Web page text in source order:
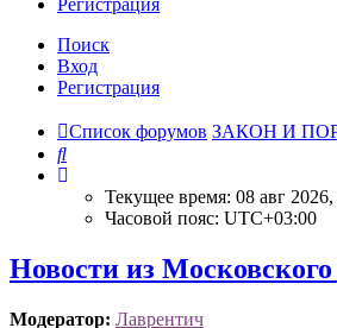
Регистрация
Поиск
Вход
Регистрация
Список форумов ЗАКОН И
Поиск
Текущее время: 08 авг 2026,
Часовой пояс: UTC+03:00
Новости из Московского
Модератор: Лаврентич